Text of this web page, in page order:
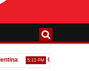
5:13 PM
Goleada histórica de